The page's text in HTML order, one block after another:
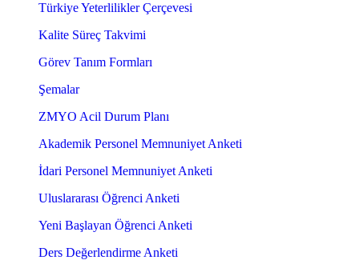
Türkiye Yeterlilikler Çerçevesi
Kalite Süreç Takvimi
Görev Tanım Formları
Şemalar
ZMYO Acil Durum Planı
Akademik Personel Memnuniyet Anketi
İdari Personel Memnuniyet Anketi
Uluslararası Öğrenci Anketi
Yeni Başlayan Öğrenci Anketi
Ders Değerlendirme Anketi